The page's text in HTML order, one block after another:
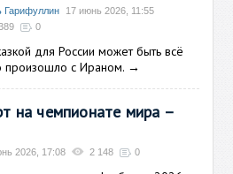
Гарифуллин
17 июнь 2026, 11:55
0
для России может быть всё
произошло с Ираном. →
на чемпионате мира –
2026, 17:08 2 148 0